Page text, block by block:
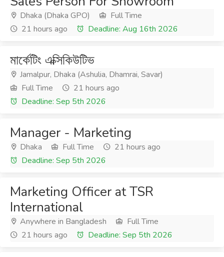
Dhaka (Dhaka GPO)
Full Time
21 hours ago
Deadline: Aug 16th 2026
মার্কেটিং এক্সিকিউটিভ
Jamalpur, Dhaka (Ashulia, Dhamrai, Savar)
Full Time
21 hours ago
Deadline: Sep 5th 2026
Manager - Marketing
Dhaka Full Time
21 hours ago
Deadline: Sep 5th 2026
Marketing Officer at TSR
International
Anywhere in Bangladesh
Full Time
21 hours ago
Deadline: Sep 5th 2026